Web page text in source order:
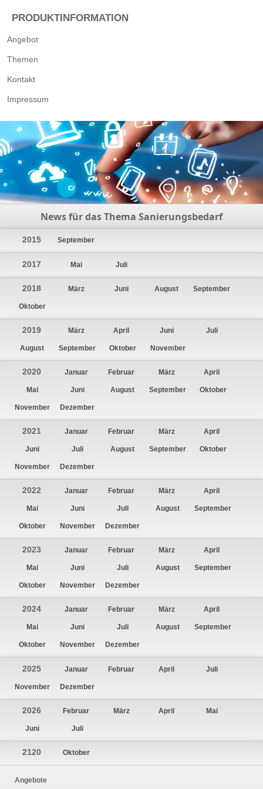
PRODUKTINFORMATION
Angebot
Themen
Kontakt
Impressum
News für das Thema Sanierungsbedarf
2015 September
2017 Mai Juli
2018 März Juni August September
Oktober
2019 März April Juni Juli
August September Oktober November
2020 Januar Februar März April
Mai Juni August September Oktober
November Dezember
2021 Januar Februar März April
Juni Juli August September Oktober
November Dezember
2022 Januar Februar März April
Mai Juni Juli August September
Oktober November Dezember
2023 Januar Februar März April
Mai Juni Juli August September
Oktober November Dezember
2024 Januar Februar März April
Mai Juni Juli August September
Oktober November Dezember
2025 Januar Februar April Juli
November Dezember
2026 Februar März April Mai
Juni Juli
2120 Oktober
Angebote